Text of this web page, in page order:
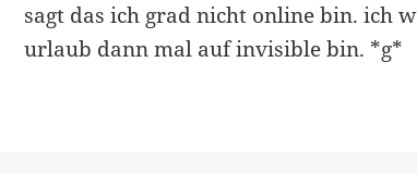
sagt das ich grad nicht online bin. ich
urlaub dann mal auf invisible bin. *g*